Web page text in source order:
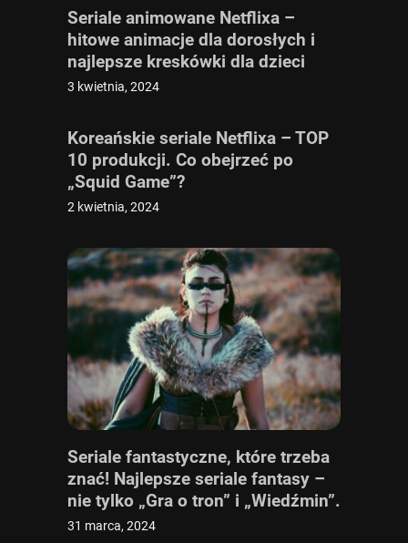
Seriale animowane Netflixa –
hitowe animacje dla dorosłych i
najlepsze kreskówki dla dzieci
3 kwietnia, 2024
Koreańskie seriale Netflixa – TOP
10 produkcji. Co obejrzeć po
„Squid Game”?
2 kwietnia, 2024
Seriale fantastyczne, które trzeba
znać! Najlepsze seriale fantasy –
nie tylko „Gra o tron” i „Wiedźmin”.
Sprawdź ranking seriali
31 marca, 2024